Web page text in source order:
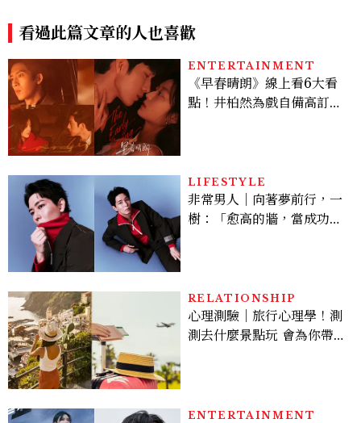
看過此篇文章的人也喜歡
ENTERTAINMENT
《早春晴朗》線上看6大看
點！井柏然為戲自備高訂，
LIFESTYLE
非常男人｜向著夢前行，一
樹：「愈高的牆，當成功爬
RELATIONSHIP
心理測驗｜旅行心理學！測
測去什麼景點玩 會為你帶來
ENTERTAINMENT